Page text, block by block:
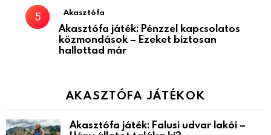
Akasztófa
Akasztófa játék: Pénzzel kapcsolatos
közmondások – Ezeket biztosan
hallottad már
AKASZTÓFA JÁTÉKOK
Akasztófa játék: Falusi udvar lakói –